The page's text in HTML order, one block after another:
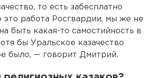
то есть забесплатно
это работа Росгвардии, мы же не
быть какая-то самостийность в
бы Уральское казачество
было, — говорит Дмитрий.